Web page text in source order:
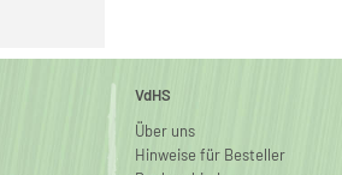
VdHS
Über uns
Hinweise für Besteller